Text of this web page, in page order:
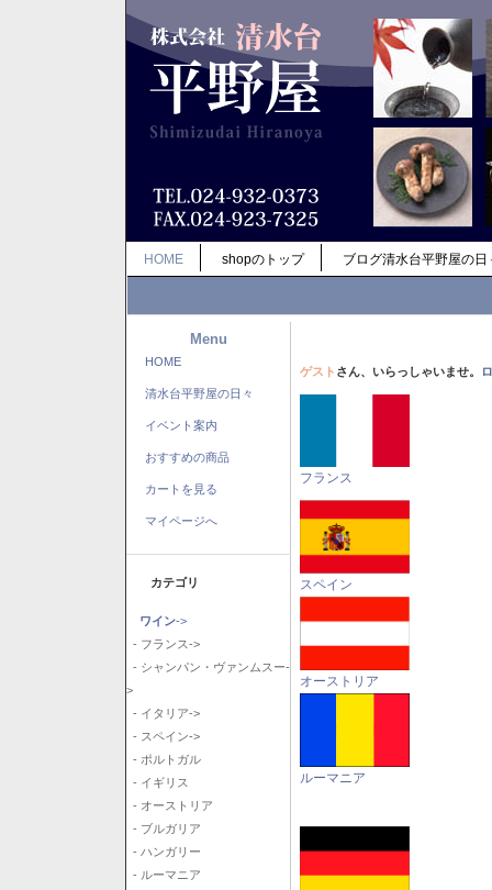
HOME shopのトップ ブログ清水台平野屋の日
Menu
HOME
清水台平野屋の日々
イベント案内
おすすめの商品
カートを見る
マイページへ
カテゴリ
ワイン->
- フランス->
- シャンパン・ヴァンムスー-
>
- イタリア->
- スペイン->
- ポルトガル
- イギリス
- オーストリア
- ブルガリア
- ハンガリー
- ルーマニア
ゲスト さん、いらっしゃいませ。
フランス
スペイン
オーストリア
ルーマニア